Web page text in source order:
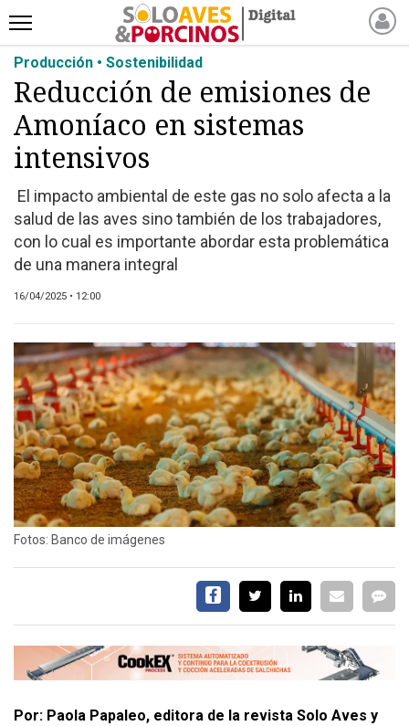
INICIO
NOTICIAS RECIENTES
NOTICIAS
ARTÍCULOS
PROCESO
PRODUCTO
NUEVOS PRODUCTOS
EVENTOS Y
CAPACITACIONES
DIRECTORIO
CALENDARIO
MEDIA KIT
SERVICIOS
CONTÁCTENOS
AYUDA
CONDICIONES
Producción • Sostenibilidad
Reducción de emisiones de
Amoníaco en sistemas
intensivos
El impacto ambiental de este gas no solo afecta a la
salud de las aves sino también de los trabajadores,
con lo cual es importante abordar esta problemática
de una manera integral
16/04/2025 • 12:00
Fotos: Banco de imágenes
Por: Paola Papaleo, editora de la revista Solo Aves y